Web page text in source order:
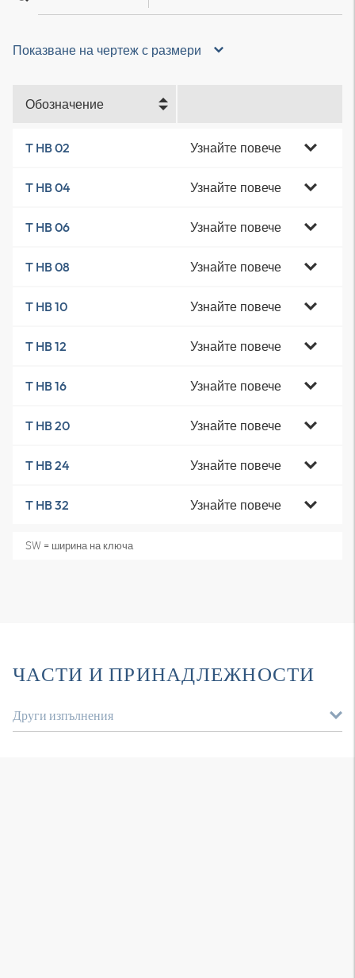
Показване на чертеж с размери
Обозначение
T HB 02 Узнайте повече
T HB 04 Узнайте повече
T HB 06 Узнайте повече
T HB 08 Узнайте повече
T HB 10 Узнайте повече
T HB 12 Узнайте повече
T HB 16 Узнайте повече
T HB 20 Узнайте повече
T HB 24 Узнайте повече
T HB 32 Узнайте повече
SW = ширина на ключа
ЧАСТИ И ПРИНАДЛЕЖНОСТИ
Други изпълнения